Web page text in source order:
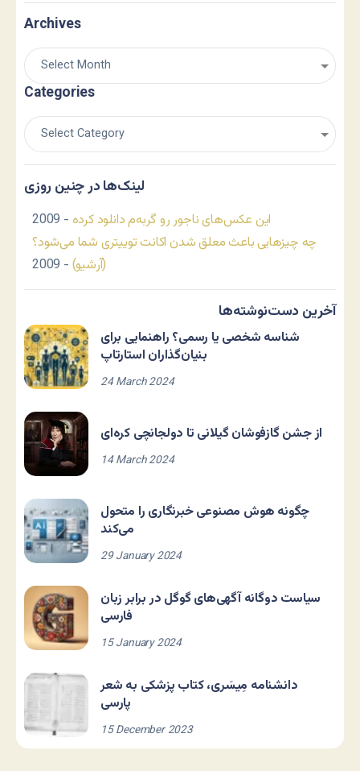
Archives
Categories
لینک‌ها در چنین روزی
این عکس‌های ناجور رو گربه‌م دانلود کرده - 2009
چه چیزهایی باعث معلق شدن اکانت توییتری شما می‌شود؟
(آرشیو) - 2009
آخرین دست‌نوشته‌ها
شناسه شخصی یا رسمی؟ راهنمایی برای
بنیان‌گذاران استارتاپ
24 March 2024
از جشن گازفوشان گیلانی تا دولجانچی کره‌ای
14 March 2024
چگونه هوش مصنوعی خبرنگاری را متحول
می‌کند
29 January 2024
سیاست دوگانه آگهی‌های گوگل در برابر زبان
فارسی
15 January 2024
دانشنامه مِیسَری، کتاب پزشکی به شعر
پارسی
15 December 2023